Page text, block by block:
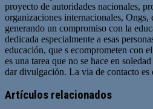
proyecto de autoridades nacionales,
organizaciones internacionales, Ongs,
generando un compromiso con la
dedicada especialmente a esas
educación, que s ecomprometen con
es una tarea que no se hace en
dar divulgación. La via de contacto es
web
Artículos relacionados